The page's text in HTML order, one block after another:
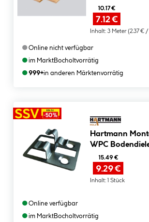
10.17 €
7.12 €
Inhalt: 3 Meter (2.37 € /
●Online nicht verfügbar
●im MarktBocholtvorrätig
●999+in anderen Märktenvorrätig
Hartmann Montage-Clip für
WPC
15.49 €
9.29 €
Inhalt: 1 Stück
●Online verfügbar
●im MarktBocholtvorrätig